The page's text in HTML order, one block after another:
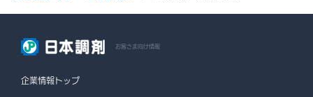
お客さま向け情報
企業情報トップ